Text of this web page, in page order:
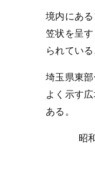
境内にあ
笠状を呈
られている
埼玉県東
よく示す
ある。
昭